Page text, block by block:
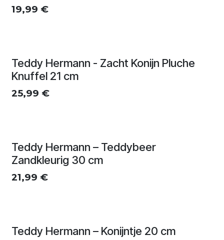
19,99 €
Teddy Hermann - Zacht Konijn Pluche
Knuffel 21 cm
25,99 €
Teddy Hermann – Teddybeer
Zandkleurig 30 cm
21,99 €
Teddy Hermann – Konijntje 20 cm